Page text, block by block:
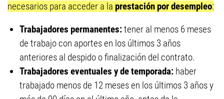
necesarios para acceder a la prestación por desempleo:
Trabajadores permanentes:tener al menos 6 meses
de trabajo con aportes en los últimos 3 años
anteriores al despido o finalización del contrato.
Trabajadores eventuales y de temporada: haber
trabajado menos de 12 meses en los últimos 3 años y